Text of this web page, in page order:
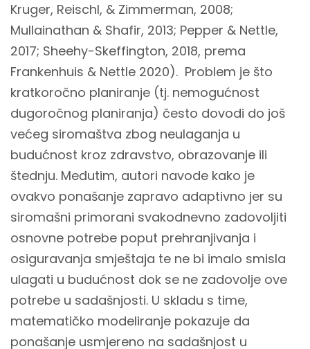
Kruger, Reischl, & Zimmerman, 2008;
Mullainathan & Shafir, 2013; Pepper & Nettle,
2017; Sheehy-Skeffington, 2018, prema
Frankenhuis & Nettle 2020). Problem je što
kratkoročno planiranje (tj. nemogućnost
dugoročnog planiranja) često dovodi do još
većeg siromaštva zbog neulaganja u
budućnost kroz zdravstvo, obrazovanje ili
štednju. Međutim, autori navode kako je
ovakvo ponašanje zapravo adaptivno jer su
siromašni primorani svakodnevno zadovoljiti
osnovne potrebe poput prehranjivanja i
osiguravanja smještaja te ne bi imalo smisla
ulagati u budućnost dok se ne zadovolje ove
potrebe u sadašnjosti. U skladu s time,
matematičko modeliranje pokazuje da
ponašanje usmjereno na sadašnjost u